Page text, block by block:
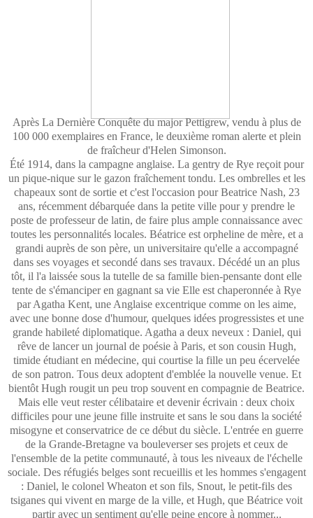
Après La Dernière Conquête du major Pettigrew, vendu à plus de
100 000 exemplaires en France, le deuxième roman alerte et plein
de fraîcheur d'Helen Simonson.
Été 1914, dans la campagne anglaise. La gentry de Rye reçoit pour
un pique-nique sur le gazon fraîchement tondu. Les ombrelles et les
chapeaux sont de sortie et c'est l'occasion pour Beatrice Nash, 23
ans, récemment débarquée dans la petite ville pour y prendre le
poste de professeur de latin, de faire plus ample connaissance avec
toutes les personnalités locales. Béatrice est orpheline de mère, et a
grandi auprès de son père, un universitaire qu'elle a accompagné
dans ses voyages et secondé dans ses travaux. Décédé un an plus
tôt, il l'a laissée sous la tutelle de sa famille bien-pensante dont elle
tente de s'émanciper en gagnant sa vie Elle est chaperonnée à Rye
par Agatha Kent, une Anglaise excentrique comme on les aime,
avec une bonne dose d'humour, quelques idées progressistes et une
grande habileté diplomatique. Agatha a deux neveux : Daniel, qui
rêve de lancer un journal de poésie à Paris, et son cousin Hugh,
timide étudiant en médecine, qui courtise la fille un peu écervelée
de son patron. Tous deux adoptent d'emblée la nouvelle venue. Et
bientôt Hugh rougit un peu trop souvent en compagnie de Beatrice.
Mais elle veut rester célibataire et devenir écrivain : deux choix
difficiles pour une jeune fille instruite et sans le sou dans la société
misogyne et conservatrice de ce début du siècle. L'entrée en guerre
de la Grande-Bretagne va bouleverser ses projets et ceux de
l'ensemble de la petite communauté, à tous les niveaux de l'échelle
sociale. Des réfugiés belges sont recueillis et les hommes s'engagent
: Daniel, le colonel Wheaton et son fils, Snout, le petit-fils des
tsiganes qui vivent en marge de la ville, et Hugh, que Béatrice voit
partir avec un sentiment qu'elle peine encore à nommer...